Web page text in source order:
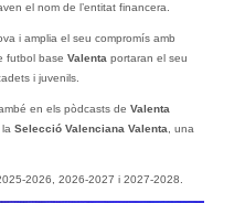
el nom de l’entitat financera.
i amplia el seu compromís amb
futbol base Valentaportaran el seu
i juvenils.
en els pòdcasts de Valenta
Selecció Valenciana Valenta, una
2026, 2026-2027 i 2027-2028.